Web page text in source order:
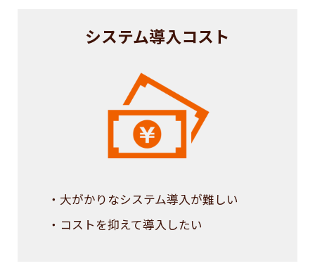
システム導入コスト
・大がかりなシステム導入が難しい
・コストを抑えて導入したい